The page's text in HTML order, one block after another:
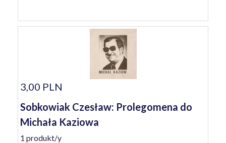
3,00 PLN
Sobkowiak Czesław: Prolegomena do
Michała Kaziowa
1 produkt/y